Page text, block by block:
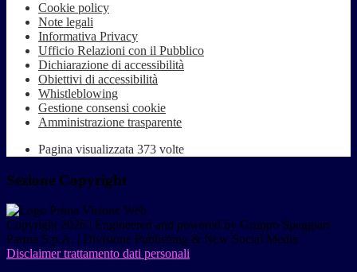
Cookie policy
Note legali
Informativa Privacy
Ufficio Relazioni con il Pubblico
Dichiarazione di accessibilità
Obiettivi di accessibilità
Whistleblowing
Gestione consensi cookie
Amministrazione trasparente
Pagina visualizzata 373 volte
Sezione Copyright
Copyright 2026 | Engineered and powered by Gruppo Spaggiari
Parma S.p.A. | Divisione Publishing & New Social Media
Disclaimer trattamento dati personali